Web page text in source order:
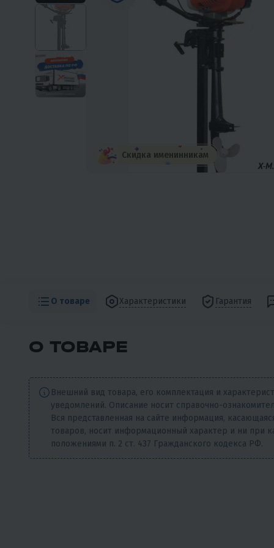
Скидка именинникам
О товаре Характеристики Гарантия
О ТОВАРЕ
Внешний вид товара, его комплектация и
уведомлений. Описание носит справочно-
Вся представленная на сайте информация,
товаров, носит информационный характер и ни при
положениями п. 2 ст. 437 Гражданского кодекса РФ.